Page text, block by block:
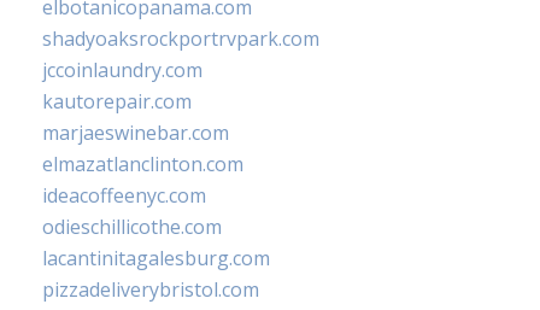
elbotanicopanama.com
shadyoaksrockportrvpark.com
jccoinlaundry.com
kautorepair.com
marjaeswinebar.com
elmazatlanclinton.com
ideacoffeenyc.com
odieschillicothe.com
lacantinitagalesburg.com
pizzadeliverybristol.com